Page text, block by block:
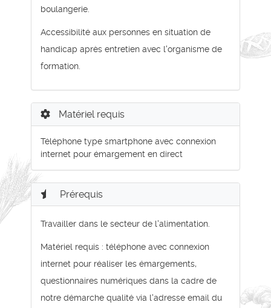
boulangerie.
Accessibilité aux personnes en situation de
handicap après entretien avec l'organisme de
formation.
Matériel requis
Téléphone type smartphone avec connexion
internet pour émargement en direct
Prérequis
Travailler dans le secteur de l'alimentation.
Matériel requis : téléphone avec connexion
internet pour réaliser les émargements,
questionnaires numériques dans la cadre de
notre démarche qualité via l'adresse email du